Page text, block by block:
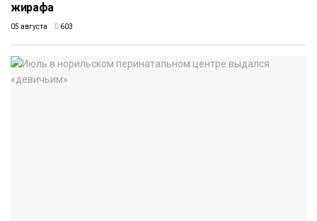
жирафа
05 августа 603